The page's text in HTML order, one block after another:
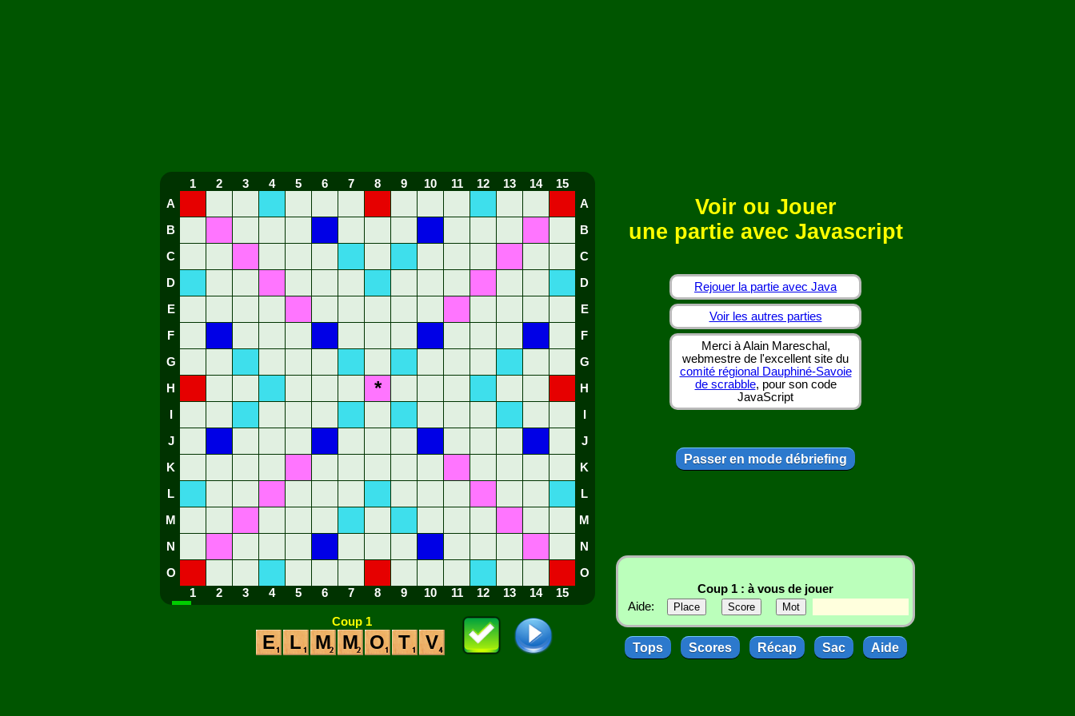
1 2 3 4 5 6 7 8 9 10 11 12 13 14
15
A
A
B B
C C
D D
E E
F F
G G
H * H
J J
K K
L L
M M
N N
O
O
1
2 3 4 5 6 7 8 9 10 11 12 13 14 15
Coup 1
E L M M O T V
Voir ou Jouer
une partie avec Javascript
Rejouer la partie avec Java
Voir les autres parties
Merci à Alain Mareschal,
webmestre de l'excellent site du
comité régional Dauphiné-Savoie
de scrabble, pour son code
JavaScript
Passer en mode débriefing
Coup 1 : à vous de jouer
Aide:
Tops Scores Récap Sac Aide